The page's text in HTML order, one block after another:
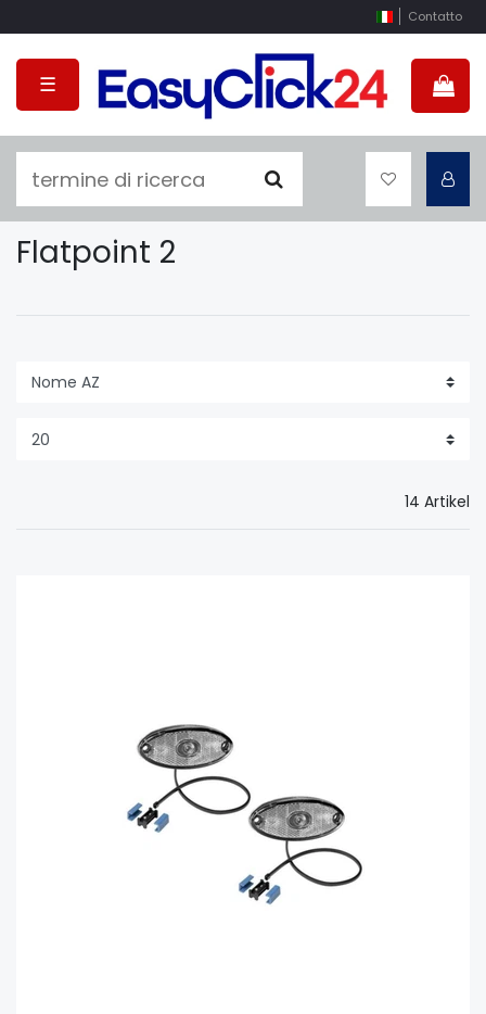
Contatto
☰
Flatpoint 2
14 Artikel